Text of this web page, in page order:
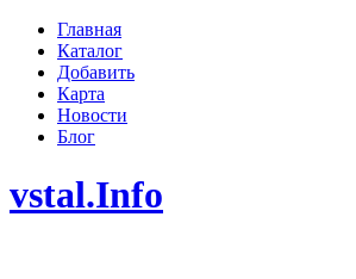
Главная
Каталог
Добавить
Карта
Новости
Блог
vstal.Info